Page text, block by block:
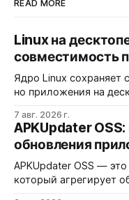
READ MORE
Linux на
совместимость
Ядро Linux сохраняет
но приложения на
Разработчики
создании
платят за это
7 авг. 2026 г.
APKUpdater
обновления
APKUpdater OSS —
который агрегирует